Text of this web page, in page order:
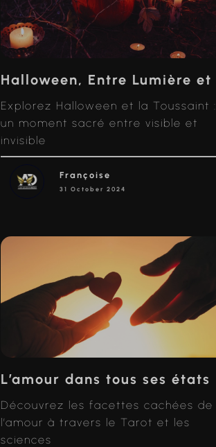
Explorez Halloween et la Toussaint :
un moment sacré entre visible et
invisible
Françoise
31 October 2024
L’amour dans tous ses états
Découvrez les facettes cachées de
l’amour à travers le Tarot et les
sciences